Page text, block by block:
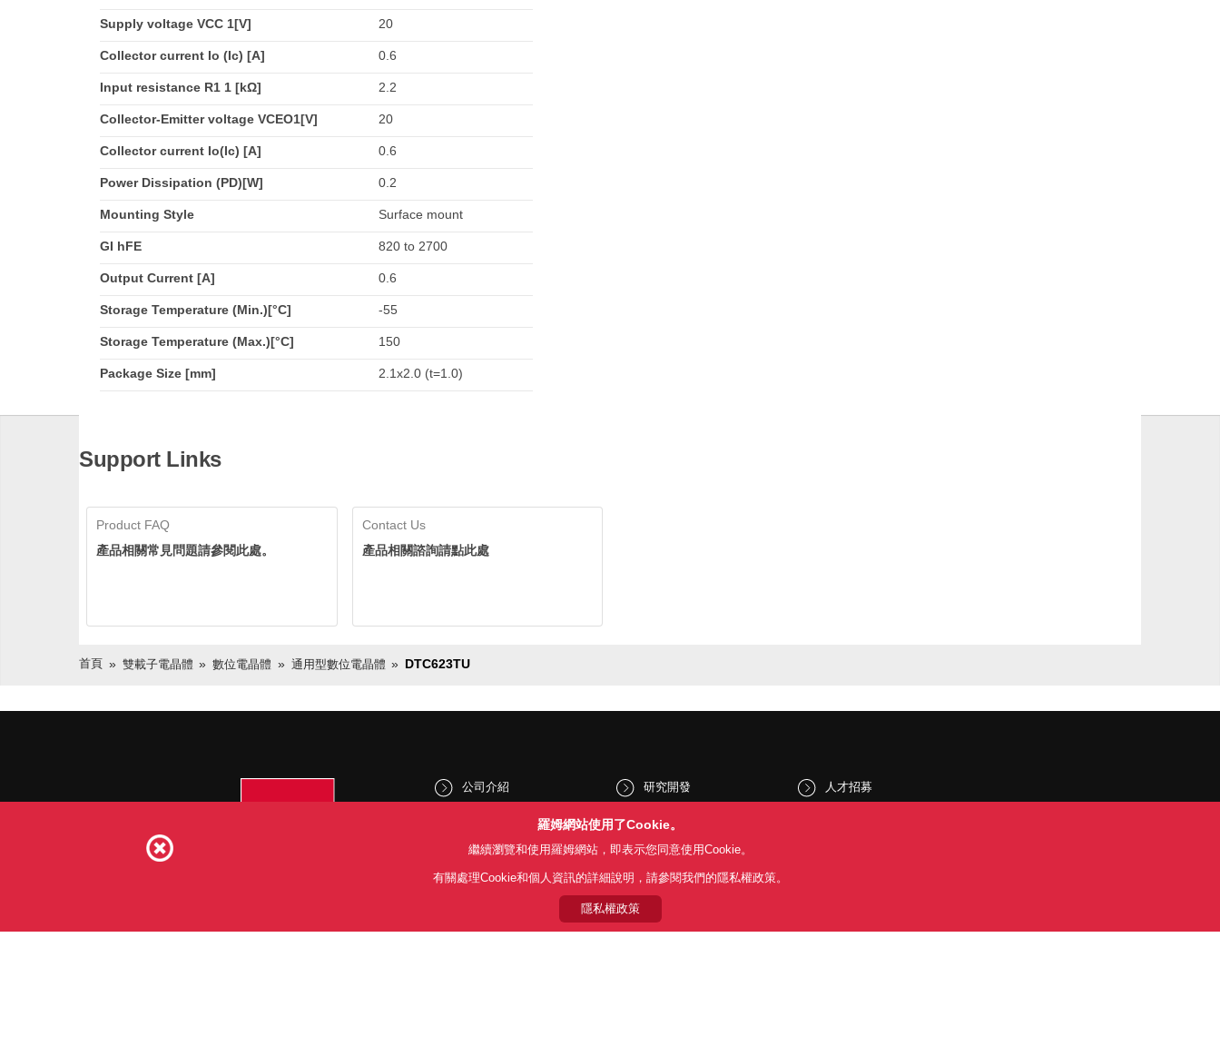
Supply voltage VCC 1[V] 20
Collector current Io (Ic) [A] 0.6
Input resistance R1 1 [kΩ] 2.2
Collector-Emitter voltage VCEO1[V] 20
Collector current Io(Ic) [A] 0.6
Power Dissipation (PD)[W] 0.2
Mounting Style Surface mount
GI hFE 820 to 2700
Output Current [A] 0.6
Storage Temperature (Min.)[°C] -55
Storage Temperature (Max.)[°C] 150
Package Size [mm] 2.1x2.0 (t=1.0)
Support Links
Product FAQ
產品相關常見問題請參閱此處。
Contact Us
產品相關諮詢請點此處
首頁 雙載子電晶體 數位電晶體 通用型數位電晶體 DTC623TU
公司介紹
股東和投資人資訊
Sustainability
研究開發
文化與社會
新聞
人才招募
羅姆網站使用了Cookie。
繼續瀏覽和使用羅姆網站，即表示您同意使用Cookie。
有關處理Cookie和個人資訊的詳細說明，請參閱我們的隱私權政策。
隱私權政策